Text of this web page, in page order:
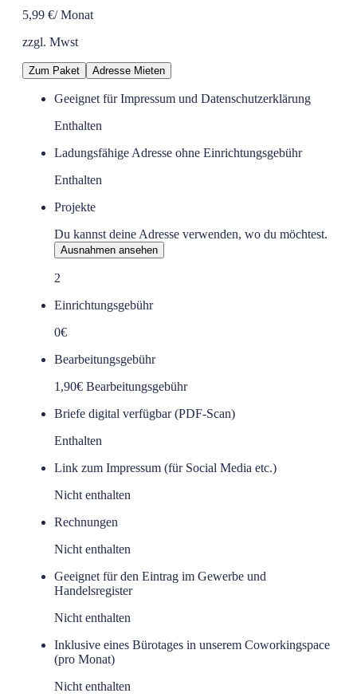
5,99 €/ Monat
zzgl. Mwst
Zum Paket Adresse Mieten
Geeignet für Impressum und Datenschutzerklärung
Enthalten
Ladungsfähige Adresse ohne Einrichtungsgebühr
Enthalten
Projekte
Du kannst deine Adresse verwenden, wo du möchtest.
Ausnahmen ansehen
2
Einrichtungsgebühr
0€
Bearbeitungsgebühr
1,90€ Bearbeitungsgebühr
Briefe digital verfügbar (PDF-Scan)
Enthalten
Link zum Impressum (für Social Media etc.)
Nicht enthalten
Rechnungen
Nicht enthalten
Geeignet für den Eintrag im Gewerbe und
Handelsregister
Nicht enthalten
Inklusive eines Bürotages in unserem Coworkingspace
(pro Monat)
Nicht enthalten